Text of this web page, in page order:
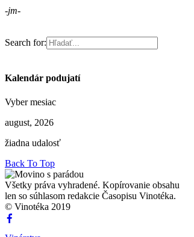
-jm-
Search for:
Kalendár podujatí
Vyber mesiac
august, 2026
žiadna udalosť
Back To Top
Všetky práva vyhradené. Kopírovanie obsahu
len so súhlasom redakcie Časopisu Vinotéka.
© Vinotéka 2019